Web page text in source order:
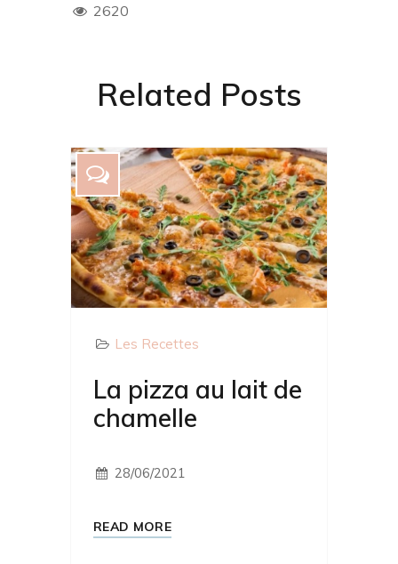
2620
Related Posts
Les Recettes
La pizza au lait de
chamelle
28/06/2021
READ MORE